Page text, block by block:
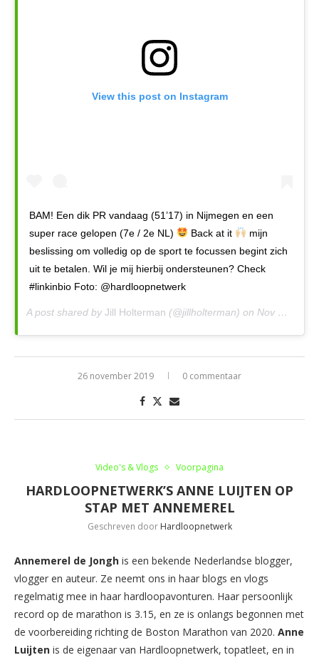
View this post on Instagram
BAM! Een dik PR vandaag (51’17) in Nijmegen en een
super race gelopen (7e / 2e NL)
Back at it
mijn
beslissing om volledig op de sport te focussen begint zich
uit te betalen. Wil je mij hierbij ondersteunen? Check
#linkinbio Foto: @hardloopnetwerk
A post shared by Jill Holterman (@jillholterman) on Nov 17, 2019 at 6:50am PST
26 november 2019 0 commentaar
Video's & Vlogs Voorpagina
HARDLOOPNETWERK’S ANNE LUIJTEN OP
STAP MET ANNEMEREL
Geschreven door Hardloopnetwerk
Annemerel de Jongh is een bekende Nederlandse blogger,
vlogger en auteur. Ze neemt ons in haar blogs en vlogs
regelmatig mee in haar hardloopavonturen. Haar persoonlijk
record op de marathon is 3.15, en ze is onlangs begonnen met
de voorbereiding richting de Boston Marathon van 2020. Anne
Luijten is de eigenaar van Hardloopnetwerk, topatleet, en in